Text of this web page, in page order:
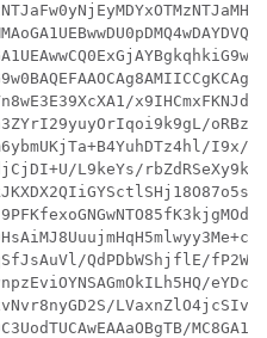
I9x/
L9keYs/
QdPDbWShjflE/